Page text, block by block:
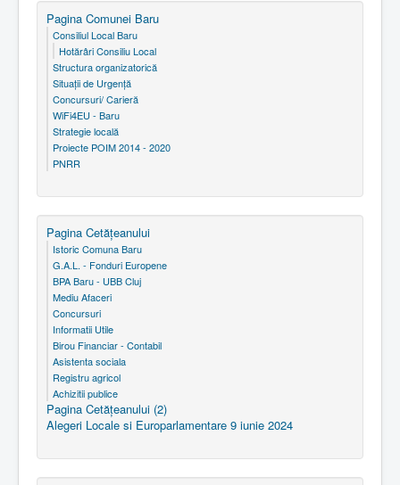
Pagina Comunei Baru
Consiliul Local Baru
Hotărâri Consiliu Local
Structura organizatorică
Situaţii de Urgenţă
Concursuri/ Carieră
WiFi4EU - Baru
Strategie locală
Proiecte POIM 2014 - 2020
PNRR
Pagina Cetăţeanului
Istoric Comuna Baru
G.A.L. - Fonduri Europene
BPA Baru - UBB Cluj
Mediu Afaceri
Concursuri
Informatii Utile
Birou Financiar - Contabil
Asistenta sociala
Registru agricol
Achizitii publice
Pagina Cetăţeanului (2)
Alegeri Locale si Europarlamentare 9 iunie 2024